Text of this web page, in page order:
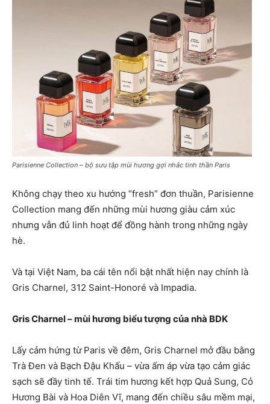
Parisienne Collection – bộ sưu tập mùi hương gợi nhắc tinh thần Paris
Không chạy theo xu hướng “fresh” đơn thuần, Parisienne
Collection mang đến những mùi hương giàu cảm xúc
nhưng vẫn đủ linh hoạt để đồng hành trong những ngày
hè.
Và tại Việt Nam, ba cái tên nổi bật nhất hiện nay chính là
Gris Charnel, 312 Saint-Honoré và Impadia.
Gris Charnel – mùi hương biểu tượng của nhà BDK
Lấy cảm hứng từ Paris về đêm, Gris Charnel mở đầu bằng
Trà Đen và Bạch Đậu Khấu – vừa ấm áp vừa tạo cảm giác
sạch sẽ đầy tinh tế. Trái tim hương kết hợp Quả Sung, Cỏ
Hương Bài và Hoa Diên Vĩ, mang đến chiều sâu mềm mại,